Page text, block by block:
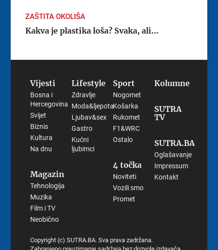
ZAŠTITA OKOLIŠA
Kakva je plastika loša? Svaka, ali...
Vijesti
Bosna i
Hercegovina
Svijet
Biznis
Kultura
Na dnu
Magazin
Tehnologija
Muzika
Film i TV
Neobično
Lifestyle
Zdravlje
Moda&ljepota
Ljubav&sex
Gastro
Kućni
ljubimci
Sport
Nogomet
Košarka
Rukomet
F1&WRC
Ostalo
4 točka
Noviteti
Vozili smo
Promet
Kolumne
SUTRA
TV
SUTRA.BA
Oglašavanje
Impressum
Kontakt
Copyright (c) SUTRA.BA. Sva prava zadržana.